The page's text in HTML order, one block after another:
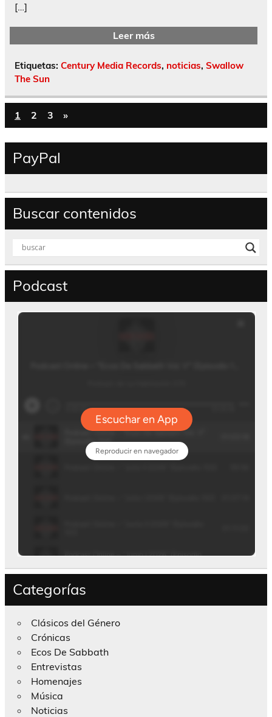
[…]
Leer más
Etiquetas: Century Media Records, noticias, Swallow
The Sun
1 2 3 »
PayPal
Buscar contenidos
Podcast
Categorías
Clásicos del Género
Crónicas
Ecos De Sabbath
Entrevistas
Homenajes
Música
Noticias